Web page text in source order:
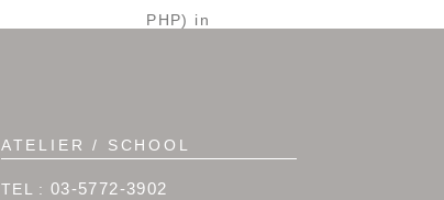
PHP) in
on line
ATELIER / SCHOOL
03-5772-3902